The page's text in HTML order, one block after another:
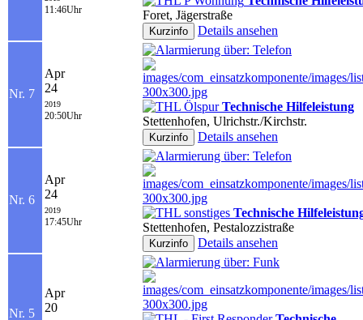
11:46Uhr
Foret, Jägerstraße
Details ansehen
Nr. 7
Apr
24
2019
20:50Uhr
Technische Hilfeleistung
Stettenhofen, Ulrichstr./Kirchstr.
Details ansehen
Nr. 6
Apr
24
2019
17:45Uhr
Technische
Stettenhofen, Pestalozzistraße
Details ansehen
Nr. 5
Apr
20